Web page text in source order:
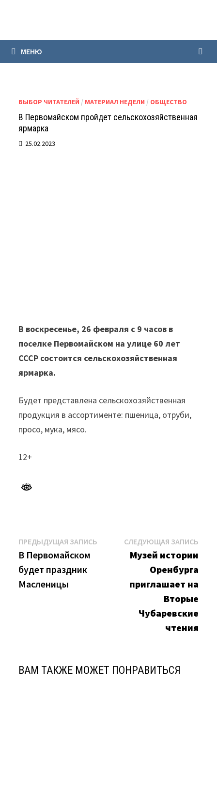
МЕНЮ
ВЫБОР ЧИТАТЕЛЕЙ / МАТЕРИАЛ НЕДЕЛИ / ОБЩЕСТВО
В Первомайском пройдет сельскохозяйственная
ярмарка
25.02.2023
В воскресенье, 26 февраля с 9 часов в
поселке Первомайском на улице 60 лет
СССР состоится сельскохозяйственная
ярмарка.
Будет представлена сельскохозяйственная
продукция в ассортименте: пшеница, отруби,
просо, мука, мясо.
12+
Навигация
по
записям
ПРЕДЫДУЩАЯ ЗАПИСЬ Предыдущая
В Первомайском
будет праздник
Масленицы
СЛЕДУЮЩАЯ ЗАПИСЬ
Музей истории
Оренбурга
приглашает на
Вторые
Чубаревские
чтения
ВАМ ТАКЖЕ МОЖЕТ ПОНРАВИТЬСЯ